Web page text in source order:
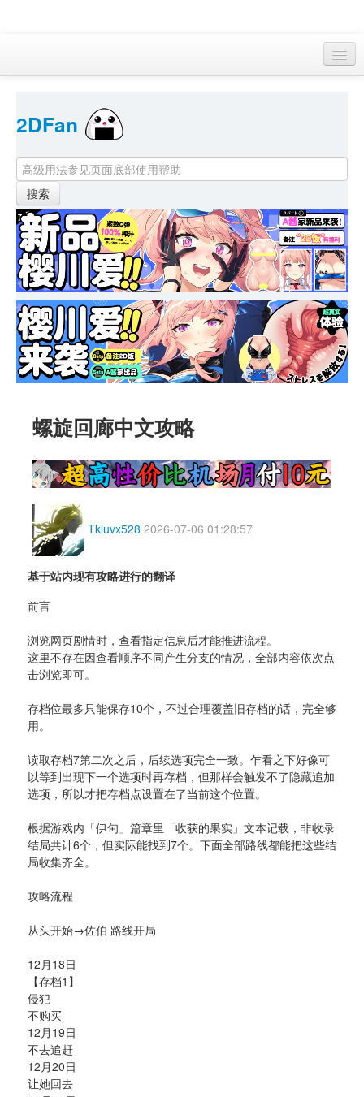
首页
找游戏
下资源
目录
本月新作
站内动态
小组
KF Online
2DFan
螺旋回廊中文攻略
Tkluvx528 2026-07-06 01:28:57
基于站内现有攻略进行的翻译
前言
浏览网页剧情时，查看指定信息后才能推进流程。
这里不存在因查看顺序不同产生分支的情况，全部内容依次点
击浏览即可。
存档位最多只能保存10个，不过合理覆盖旧存档的话，完全够
用。
读取存档7第二次之后，后续选项完全一致。乍看之下好像可
以等到出现下一个选项时再存档，但那样会触发不了隐藏追加
选项，所以才把存档点设置在了当前这个位置。
根据游戏内「伊甸」篇章里「收获的果实」文本记载，非收录
结局共计6个，但实际能找到7个。下面全部路线都能把这些结
局收集齐全。
攻略流程
从头开始→佐伯 路线开局
12月18日
【存档1】
侵犯
不购买
12月19日
不去追赶
12月20日
让她回去